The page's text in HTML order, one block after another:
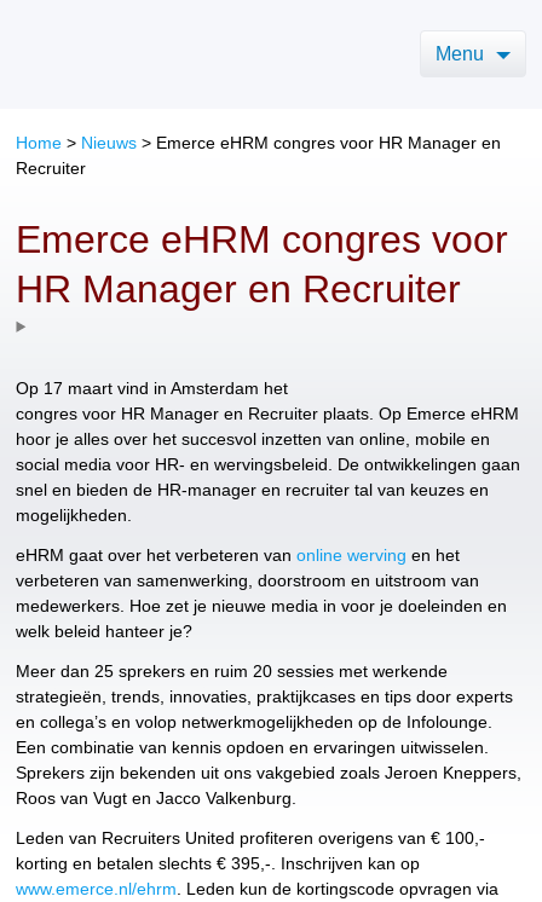
Menu
Home > Nieuws > Emerce eHRM congres voor HR Manager en
Recruiter
Emerce eHRM congres voor
HR Manager en Recruiter
Op 17 maart vind in Amsterdam het
congres voor HR Manager en Recruiter plaats. Op Emerce eHRM
hoor je alles over het succesvol inzetten van online, mobile en
social media voor HR- en wervingsbeleid. De ontwikkelingen gaan
snel en bieden de HR-manager en recruiter tal van keuzes en
mogelijkheden.
eHRM gaat over het verbeteren vanonline werving en het
verbeteren van samenwerking, doorstroom en uitstroom van
medewerkers. Hoe zet je nieuwe media in voor je doeleinden en
welk beleid hanteer je?
Meer dan 25 sprekers en ruim 20 sessies met werkende
strategieën, trends, innovaties, praktijkcases en tips door experts
en collega’s en volop netwerkmogelijkheden op de Infolounge.
Een combinatie van kennis opdoen en ervaringen uitwisselen.
Sprekers zijn bekenden uit ons vakgebied zoals Jeroen Kneppers,
Roos van Vugt en Jacco Valkenburg.
Leden van Recruiters United profiteren overigens van € 100,-
korting en betalen slechts € 395,-. Inschrijven kan op
www.emerce.nl/ehrm . Leden kun de kortingscode opvragen via